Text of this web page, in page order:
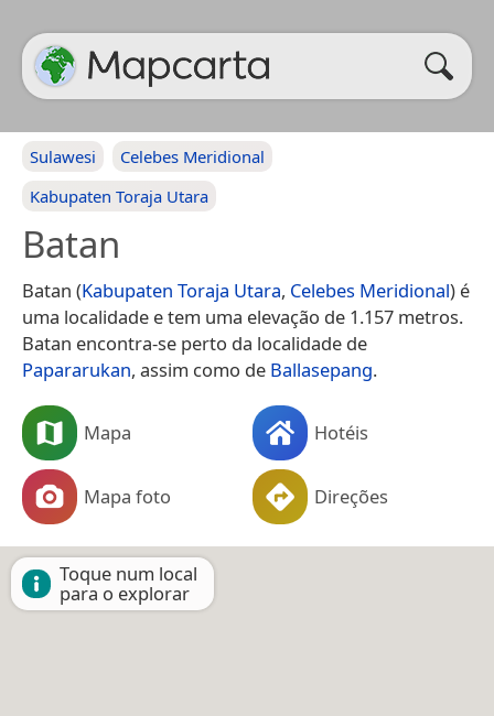
Sulawesi
Celebes Meridional
Kabupaten Toraja Utara
Batan
Batan (Kabupaten Toraja Utara, Celebes Meridional) é
uma localidade e tem uma elevação de 1.157 metros.
Batan encontra-se perto da localidade de
Papararukan, assim como de Ballasepang.
Mapa Hotéis
Mapa foto Direções
Toque num local
para o explorar